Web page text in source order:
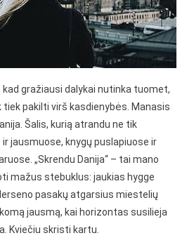
kad gražiausi dalykai nutinka tuomet,
tiek pakilti virš kasdienybės. Manasis
Šalis, kurią atrandu ne tik
jausmuose, knygų puslapiuose ir
„Skrendu Danija“ – tai mano
mažus stebuklus: jaukias hygge
pasakų atgarsius miestelių
jausmą, kai horizontas susilieja
Kviečiu skristi kartu.